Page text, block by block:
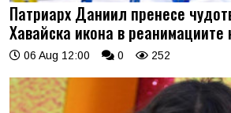
Патриарх Даниил пренесе
Хавайска икона в
06 Aug 12:00 0 252